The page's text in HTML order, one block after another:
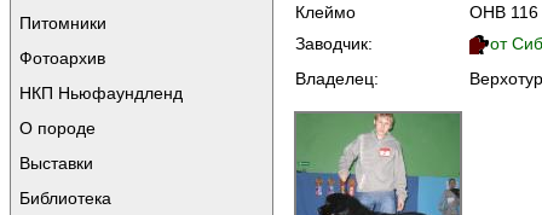
Питомники
Фотоархив
НКП Ньюфаундленд
О породе
Выставки
Библиотека
Клеймо
ОНВ 116
Заводчик:
от
Владелец: